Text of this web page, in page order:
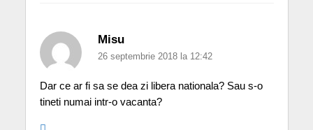
Misu
26 septembrie 2018 la 12:42
Dar ce ar fi sa se dea zi libera nationala? Sau s-o
tineti numai intr-o vacanta?